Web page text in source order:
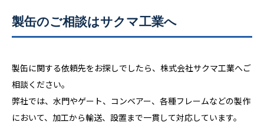
製缶のご相談はサクマ工業へ
製缶に関する依頼先をお探しでしたら、株式会社サクマ工業へご
相談ください。
弊社では、水門やゲート、コンベアー、各種フレームなどの製作
において、加工から輸送、設置まで一貫して対応しています。